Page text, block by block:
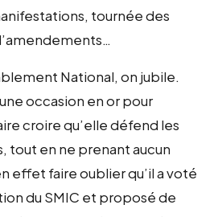
tournée des
National, on jubile.
occasion en or pour
croire qu’elle défend les
tout en ne prenant aucun
effet faire oublier qu’il a voté
du SMIC et proposé de